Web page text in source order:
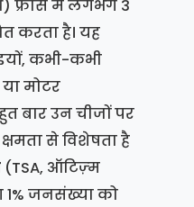
फ्रांस में लगभग 3
करता है। यह
कभी-कभी
मोटर
बार उन चीजों पर
से विशेषता है
(TSA, ऑटिज़्म
1% जनसंख्या को